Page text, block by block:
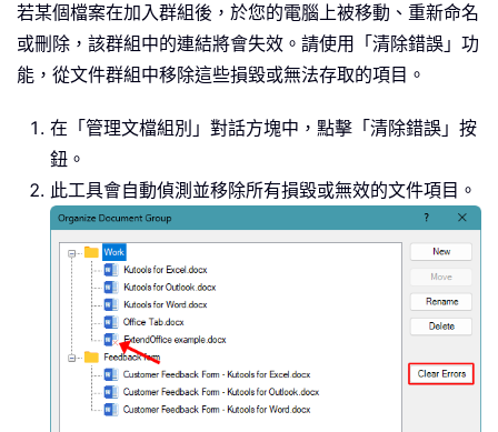
若某個檔案在加入群組後，於您的電腦上被移動、重新命名
或刪除，該群組中的連結將會失效。請使用「清除錯誤」功
能，從文件群組中移除這些損毀或無法存取的項目。
在「管理文檔組別」對話方塊中，點擊「清除錯誤」按
鈕。
此工具會自動偵測並移除所有損毀或無效的文件項目。